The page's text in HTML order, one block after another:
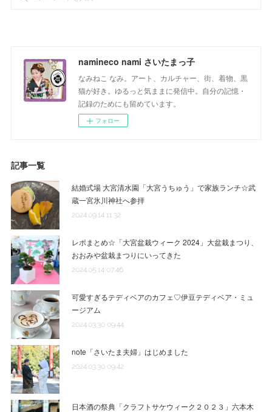
namineco nami さいたまっ子
なみねこ なみ。アート、カルチャー、街、着物、黒
猫が好き。ゆるっと気ままに発信中。自分の記憶・
記録のためにも留めています。
フォロー
記事一覧
結婚式場 大宮清水園「大宮うちゅう」で家族ランチ☆武
蔵一宮氷川神社へ参拝
2024.09.14 11:32
レポまとめ☆「大宮盆栽ウィーク 2024」大盆栽まつり、
おおみや盆栽まつりにいってきた
2024.05.14 07:46
可愛すぎるテディベアのカフェ♡伊豆テディベア・ミュ
ージアム
2024.03.30 09:44
note「さいたま夫婦」はじめました
2024.03.30 09:42
日本酒の祭典「クラフトサケウィーク２０２３」六本木